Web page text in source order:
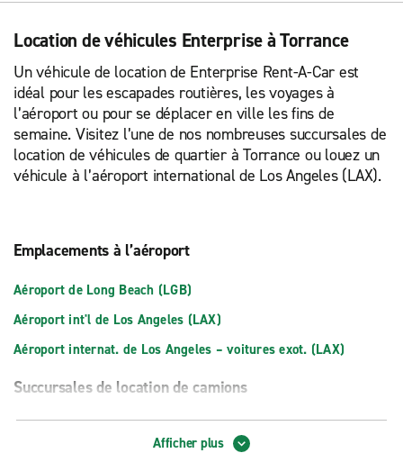
Location de véhicules Enterprise à Torrance
Un véhicule de location de Enterprise Rent-A-Car est
idéal pour les escapades routières, les voyages à
l’aéroport ou pour se déplacer en ville les fins de
semaine. Visitez l’une de nos nombreuses succursales de
location de véhicules de quartier à Torrance ou louez un
véhicule à l’aéroport international de Los Angeles (LAX).
Emplacements à l’aéroport
Aéroport de Long Beach (LGB)
Aéroport int'l de Los Angeles (LAX)
Aéroport internat. de Los Angeles – voitures exot. (LAX)
Succursales de location de camions
Afficher plus